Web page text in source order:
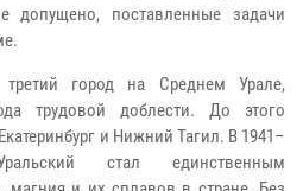
допущено, поставленные задачи
город на Среднем Урале,
трудовой доблести. До этого
и Нижний Тагил. В 1941–
стал единственным